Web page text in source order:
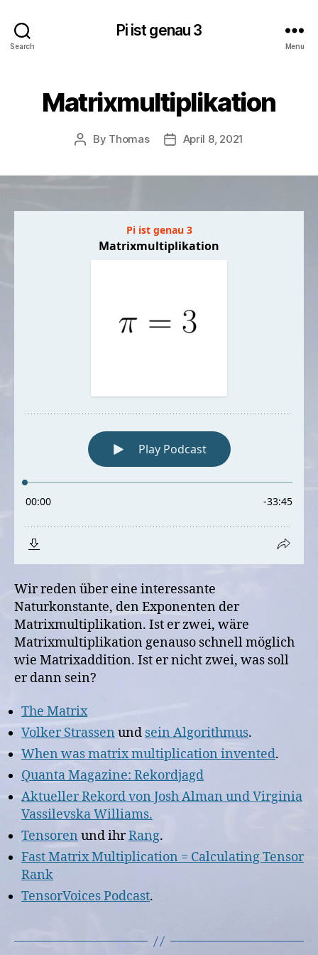
Search
Pi ist genau 3
Menu
Matrixmultiplikation
Post
By Thomas
PostApril 8, 2021
Wir reden über eine interessante
Naturkonstante, den Exponenten der
Matrixmultiplikation. Ist er zwei, wäre
Matrixmultiplikation genauso schnell möglich
wie Matrixaddition. Ist er nicht zwei, was soll
er dann sein?
The Matrix
Volker Strassen und sein Algorithmus.
When was matrix multiplication invented.
Quanta Magazine: Rekordjagd
Aktueller Rekord von Josh Alman und Virginia
Vassilevska Williams.
Tensoren und ihrRang.
Fast Matrix Multiplication = Calculating Tensor
Rank
TensorVoices Podcast.